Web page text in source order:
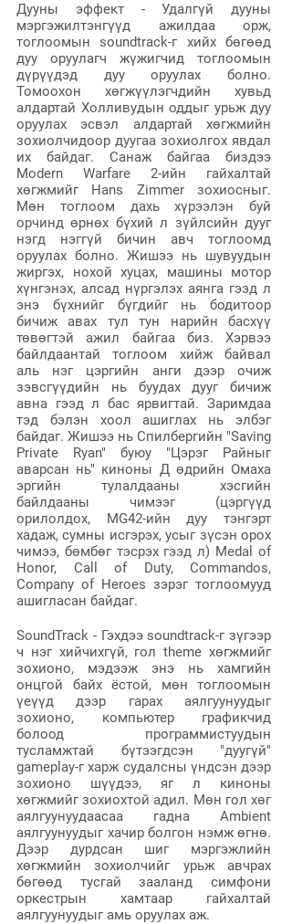
Дууны эффект - Удалгүй дууны
мэргэжилтэнгүүд ажилдаа орж,
тоглоомын soundtrack-г хийх бөгөөд
дуу оруулагч жүжигчид тоглоомын
дүрүүдэд дуу оруулах болно.
Томоохон хөгжүүлэгчдийн хувьд
алдартай Холливудын оддыг урьж дуу
оруулах эсвэл алдартай хөгжмийн
зохиолчидоор дуугаа зохиолгох явдал
их байдаг. Санаж байгаа биздээ
Modern Warfare 2-ийн гайхалтай
хөгжмийг Hans Zimmer зохиосныг.
Мөн тоглоом дахь хүрээлэн буй
орчинд өрнөх бүхий л зүйлсийн дууг
нэгд нэггүй бичин авч тоглоомд
оруулах болно. Жишээ нь шувуудын
жиргэх, нохой хуцах, машины мотор
хүнгэнэх, алсад нүргэлэх аянга гээд л
энэ бүхнийг бүгдийг нь бодитоор
бичиж авах тул тун нарийн басхүү
төвөгтэй ажил байгаа биз. Хэрвээ
байлдаантай тоглоом хийж байвал
аль нэг цэргийн анги дээр очиж
зэвсгүүдийн нь буудах дууг бичиж
авна гээд л бас ярвигтай. Заримдаа
тэд бэлэн хоол ашиглах нь элбэг
байдаг. Жишээ нь Спилбергийн "Saving
Private Ryan" буюу "Цэрэг Райныг
аварсан нь" киноны Д өдрийн Омаха
эргийн тулалдааны хэсгийн
байлдааны чимээг (цэргүүд
орилолдох, MG42-ийн дуу тэнгэрт
хадаж, сумны исгэрэх, усыг зүсэн орох
чимээ, бөмбөг тэсрэх гээд л) Medal of
Honor, Call of Duty, Commandos,
Company of Heroes зэрэг тоглоомууд
ашигласан байдаг.
SoundTrack - Гэхдээ soundtrack-г зүгээр
ч нэг хийчихгүй, гол theme хөгжмийг
зохионо, мэдээж энэ нь хамгийн
онцгой байх ёстой, мөн тоглоомын
үеүүд дээр гарах аялгуунуудыг
зохионо, компьютер графикчид
болоод программистуудын
тусламжтай бүтээгдсэн "дуугүй"
gameplay-г харж судалсны үндсэн дээр
зохионо шүүдээ, яг л киноны
хөгжмийг зохиохтой адил. Мөн гол хөг
аялгуунуудаасаа гадна Ambient
аялгуунуудыг хачир болгон нэмж өгнө.
Дээр дурдсан шиг мэргэжлийн
хөгжмийн зохиолчийг урьж авчрах
бөгөөд тусгай зааланд симфони
оркестрын хамтаар гайхалтай
аялгуунуудыг амь оруулах аж.